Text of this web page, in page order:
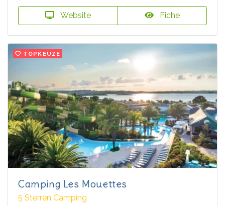
Website Fiche
TOPKEUZE
Camping Les Mouettes
5 Sterren Camping